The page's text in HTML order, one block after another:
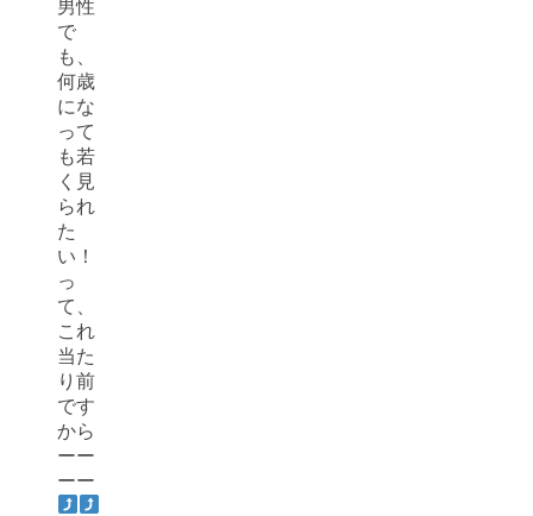
男性
で
も、
何歳
にな
って
も若
く見
られ
た
い！
っ
て、
これ
当た
り前
です
から
ーー
ーー